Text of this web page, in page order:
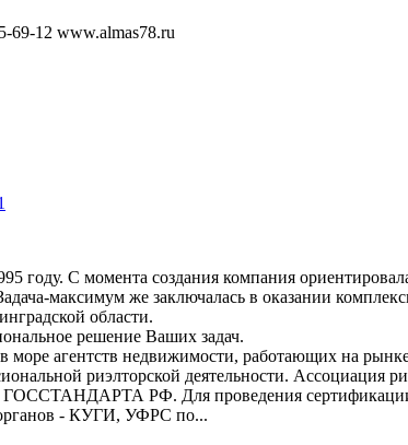
69-12 www.almas78.ru
году. С момента создания компания
максимум же заключалась в оказании
области.
решение Ваших задач.
море агентств недвижимости, работающих на
риэлторской деятельности. Ассоциация
ГОССТАНДАРТА РФ. Для проведения
органов - КУГИ, УФРС по...